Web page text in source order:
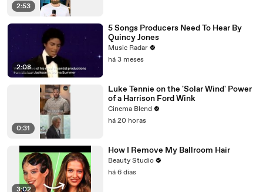
2:53
2:08
5 Songs Producers Need To Hear By
Quincy Jones
Music Radar
há 3 meses
0:31
Luke Tennie on the 'Solar Wind' Power
of a Harrison Ford Wink
Cinema Blend
há 20 horas
3:02
How I Remove My Ballroom Hair
Beauty Studio
há 6 dias